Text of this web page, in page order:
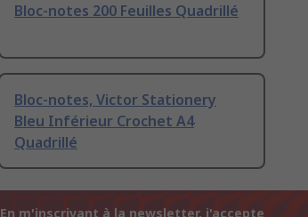
Bloc-notes 200 Feuilles Quadrillé
Bloc-notes, Victor Stationery
Bleu Inférieur Crochet A4
Quadrillé
En m'inscrivant à la newsletter, j'accepte